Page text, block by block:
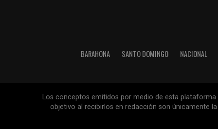
BARAHONA SANTO DOMINGO NACIONAL
Los conceptos emitidos por medio de esta plataforma
objetivo al recibirlos en redacción son únicamente la